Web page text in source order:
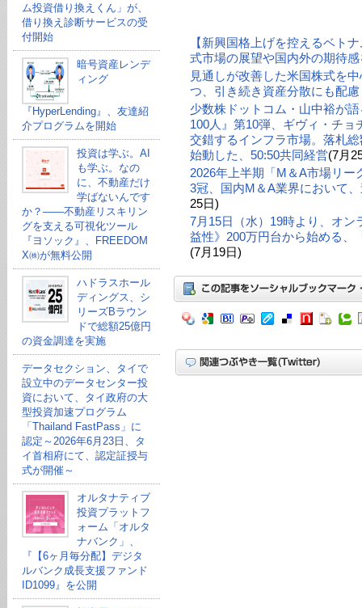
ム投資借り換えくん」が、
借り換え診断サービスの受
付開始
暗号資産レンデ
ィング
『HyperLending』、友達紹
介プログラムを開始
投資は学ぶ。AI
も学ぶ。なの
に、不動産だけ
学ばないんです
か？——不動産リスキリン
グを支える可視化ツール
『ヨソック』、FREEDOM
X㈱が無料公開
ハドラスホール
ディングス、シ
リーズBラウン
ドで総額25億円
の資金調達を実施
データセクション、タイで
設立中のデータセンター投
資において、タイ政府の大
型投資加速プログラム
「Thailand FastPass」に
認定～2026年6月23日、タ
イ首相府にて、認定証授与
式が開催～
オルタナティブ
投資プラットフ
ォーム「オルタ
ナバンク」、
『【6ヶ月毎分配】デジタ
ルバンク成長支援ファンド
ID1099』を公開
【新興国格上げを控えるベト
式市場の展望や国内外の期待
見通しが改善した米国株式を
つ、引き続き資産分散にも配
少数株ドットコム・山中裕が
100人』第10弾、ギヴィ・チ
交錯するインフラ市場。落札
始動した、50:50共同経営(7月
2026年上半期「M＆A市場リー
3冠、国内M＆A業界において
25日)
7月15日（水）19時より、オン
益性》200万円台から始める、
(7月19日)